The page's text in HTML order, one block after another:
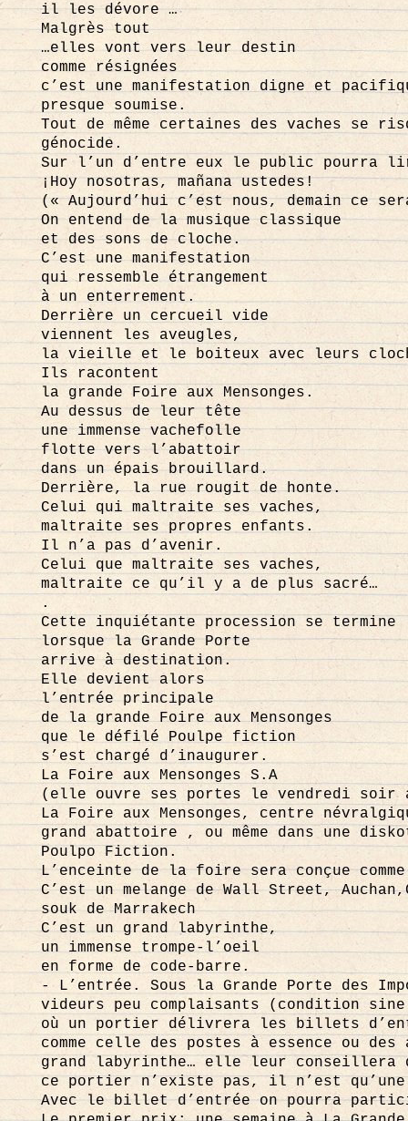
il les dévore …
Malgrès tout
…elles vont vers leur destin
comme résignées
c’est une manifestation digne et
presque soumise.
Tout de même certaines des vaches se
génocide.
Sur l’un d’entre eux le public pourra
¡Hoy nosotras, mañana ustedes!
(« Aujourd’hui c’est nous, demain ce
On entend de la musique classique
et des sons de cloche.
C’est une manifestation
qui ressemble étrangement
à un enterrement.
Derrière un cercueil vide
viennent les aveugles,
la vieille et le boiteux avec leurs
Ils racontent
la grande Foire aux Mensonges.
Au dessus de leur tête
une immense vachefolle
flotte vers l’abattoir
dans un épais brouillard.
Derrière, la rue rougit de honte.
Celui qui maltraite ses vaches,
maltraite ses propres enfants.
Il n’a pas d’avenir.
Celui que maltraite ses vaches,
maltraite ce qu’il y a de plus sacré…
.
Cette inquiétante procession se termine
lorsque la Grande Porte
arrive à destination.
Elle devient alors
l’entrée principale
de la grande Foire aux Mensonges
que le défilé Poulpe fiction
s’est chargé d’inaugurer.
La Foire aux Mensonges S.A
(elle ouvre ses portes le vendredi
La Foire aux Mensonges, centre
grand abattoire , ou même dans une
Poulpo Fiction.
L’enceinte de la foire sera conçue
C’est un melange de Wall Street,
souk de Marrakech
C’est un grand labyrinthe,
un immense trompe-l’oeil
en forme de code-barre.
- L’entrée. Sous la Grande Porte des
videurs peu complaisants (condition
où un portier délivrera les billets
comme celle des postes à essence ou
grand labyrinthe… elle leur conseillera
ce portier n’existe pas, il n’est
Avec le billet d’entrée on pourra